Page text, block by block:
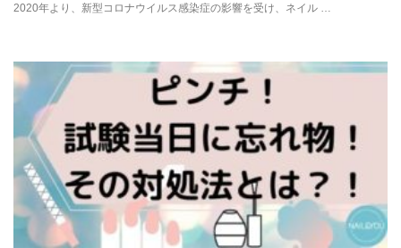
2020年より、新型コロナウイルス感染症の影響を受け、ネイル …